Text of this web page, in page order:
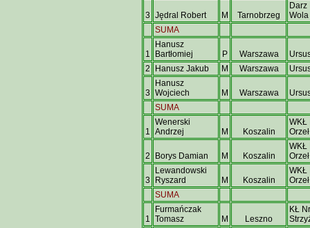
3 Jędral Robert M Tarnobrzeg
Darz
Wola
SUMA
1
Hanusz
Bartłomiej
P Warszawa
2
Hanusz Jakub M Warszawa
3
Hanusz
Wojciech
M Warszawa
SUMA
1
Wenerski
Andrzej
M Koszalin
WKŁ
2 Borys Damian M Koszalin
WKŁ
3
Lewandowski
Ryszard
M Koszalin
WKŁ
SUMA
1
Furmańczak
Tomasz
M Leszno
KŁ